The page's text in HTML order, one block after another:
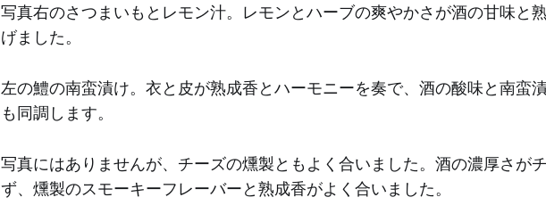
写真右のさつまいもとレモン汁。レモンとハーブの爽やかさが酒の甘味と
げました。
左の鱧の南蛮漬け。衣と皮が熟成香とハーモニーを奏で、酒の酸味と南蛮
も同調します。
写真にはありませんが、チーズの燻製ともよく合いました。酒の濃厚さが
ず、燻製のスモーキーフレーバーと熟成香がよく合いました。